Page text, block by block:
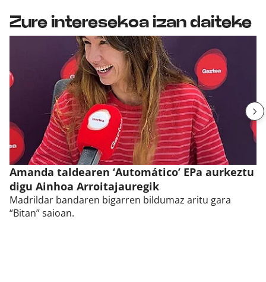
Zure interesekoa izan daiteke
Amanda taldearen ‘Automático’ EPa aurkeztu
digu Ainhoa Arroitajauregik
Madrildar bandaren bigarren bildumaz aritu gara
“Bitan” saioan.